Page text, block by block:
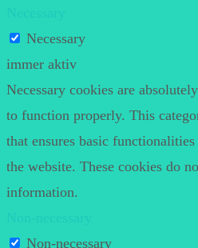
Necessary
immer aktiv
Necessary cookies are
to function properly. This
that ensures basic
the website. These cookies do
information.
Non-necessary